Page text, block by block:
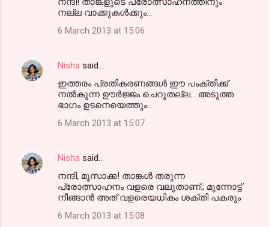
നല്ല വാക്കുകള്‍ക്കും...
6 March 2013 at 15:06
Nisha said…
ഇത്തരം പ്രതികരണങ്ങള്‍ ഈ പംക്തിക്ക്
നല്‍കുന്ന ഊര്‍ജ്ജം ചെറുതല്ല... അടുത്ത
ഭാഗം ഉടനെയെത്തും..
6 March 2013 at 15:07
Nisha said…
നന്ദി, മൂസാക്ക! താങ്കള്‍ തരുന്ന
പ്രോത്സാഹനം വളരെ വലുതാണ്‌.; മുന്നോട്ട്
നീങ്ങാന്‍ അത് വളരെയധികം ശക്തി പകരും
6 March 2013 at 15:08